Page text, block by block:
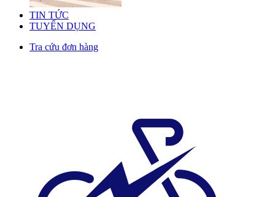
TIN TỨC
TUYỂN DỤNG
Tra cứu đơn hàng